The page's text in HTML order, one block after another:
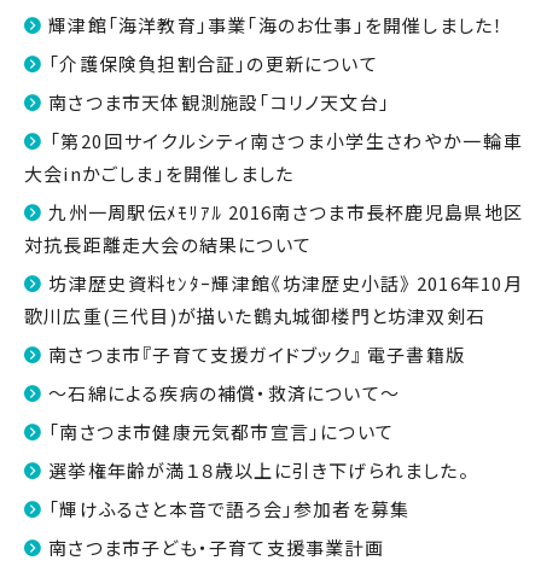
輝津館「海洋教育」事業「海のお仕事」を開催しました！
「介護保険負担割合証」の更新について
南さつま市天体観測施設「コリノ天文台」
「第20回サイクルシティ南さつま小学生さわやか一輪車
大会inかごしま」を開催しました
九州一周駅伝ﾒﾓﾘｱﾙ 2016南さつま市長杯鹿児島県地区
対抗長距離走大会の結果について
坊津歴史資料ｾﾝﾀｰ輝津館《坊津歴史小話》 2016年10月
歌川広重(三代目)が描いた鶴丸城御楼門と坊津双剣石
南さつま市『子育て支援ガイドブック』 電子書籍版
～石綿による疾病の補償・救済について～
「南さつま市健康元気都市宣言」について
選挙権年齢が満１８歳以上に引き下げられました。
「輝けふるさと本音で語ろ会」参加者を募集
南さつま市子ども・子育て支援事業計画